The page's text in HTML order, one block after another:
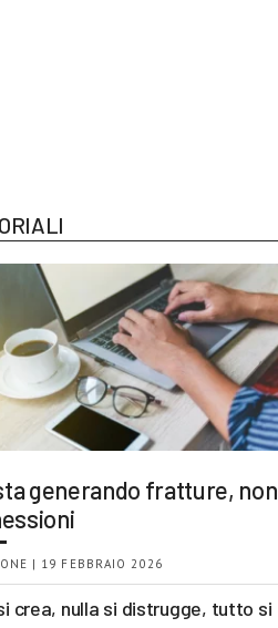
generando fratture, non
| 19 FEBBRAIO 2026
crea, nulla si distrugge, tutto si